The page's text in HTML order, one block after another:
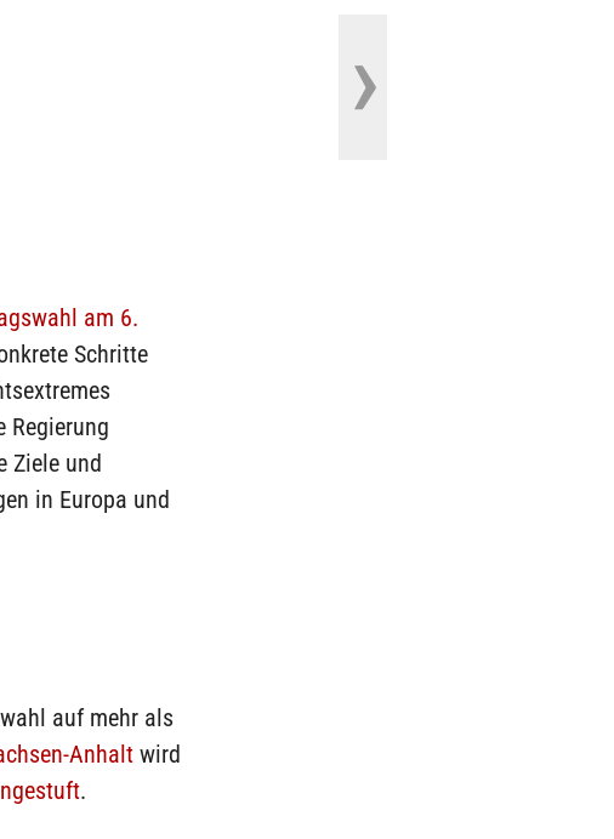
am 6.
Schritte
Regierung
Ziele und
in Europa und
auf mehr als
Anhalt wird
.